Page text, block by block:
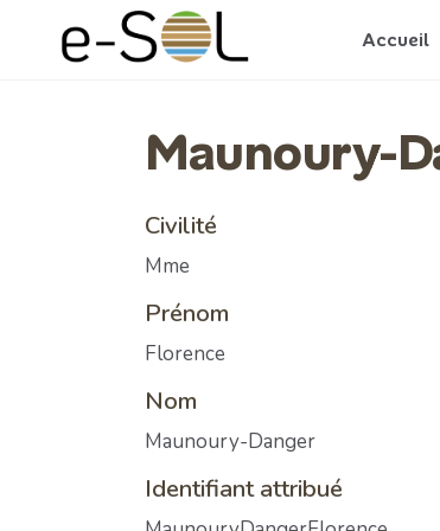
Aller au contenu principal Accueil
Maunoury-
Civilité
Mme
Prénom
Florence
Nom
Maunoury-Danger
Identifiant attribué